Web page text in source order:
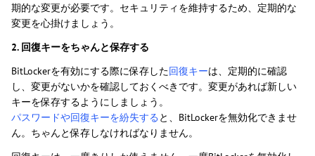
期的な変更が必要です。セキュリティを維持するため、定期的な
変更を心掛けましょう。
2. 回復キーをちゃんと保存する
BitLockerを有効にする際に保存した回復キーは、定期的に確認
し、変更がないかを確認しておくべきです。変更があれば新しい
キーを保存するようにしましょう。
パスワードや回復キーを紛失する と、BitLockerを無効化できませ
ん。ちゃんと保存しなければなりません。